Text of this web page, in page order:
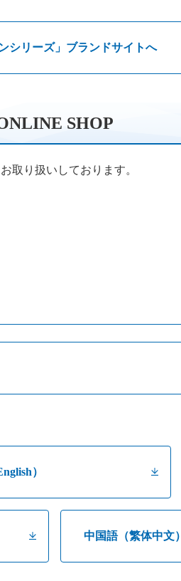
シリーズ」ブランドサイトへ
SHOP
取り扱いしております。
）
中国語（繁体中文）